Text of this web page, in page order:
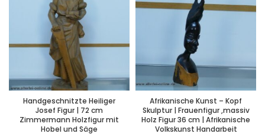
Handgeschnitzte Heiliger
Josef Figur | 72 cm
Zimmermann Holzfigur mit
Hobel und Säge
Afrikanische Kunst – Kopf
Skulptur | Frauenfigur ,massiv
Holz Figur 36 cm | Afrikanische
Volkskunst Handarbeit